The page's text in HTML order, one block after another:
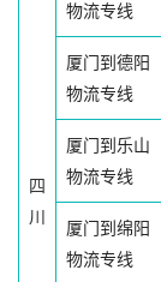
四
川
物流专线
厦门到德阳
物流专线
厦门到乐山
物流专线
厦门到绵阳
物流专线